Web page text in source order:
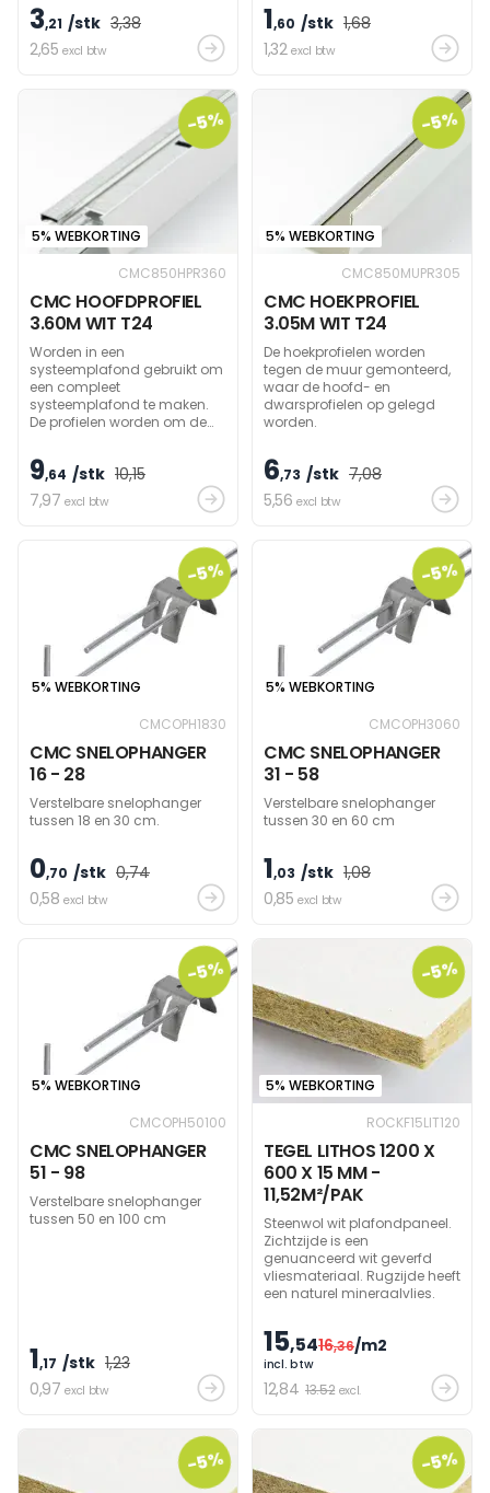
3,21 /stk 3,38
2,65 excl btw
1,60 /stk 1,68
1,32 excl btw
-5%
5% WEBKORTING
CMC850HPR360
CMC HOOFDPROFIEL
3.60M WIT T24
Worden in een
systeemplafond gebruikt om
een compleet
systeemplafond te maken.
De profielen worden om de
een snelhanger of
ophangdraad en
daartussen worden de
dwarsprofielen van 1,20 m
9,64 /stk 10,15
7,97 excl btw
-5%
5% WEBKORTING
CMC850MUPR305
CMC HOEKPROFIEL
3.05M WIT T24
De hoekprofielen worden
tegen de muur gemonteerd,
waar de hoofd- en
dwarsprofielen op gelegd
worden.
6,73 /stk 7,08
5,56 excl btw
-5%
5% WEBKORTING
CMCOPH1830
CMC SNELOPHANGER
16 - 28
Verstelbare snelophanger
tussen 18 en 30 cm.
0,70 /stk 0,74
0,58 excl btw
-5%
5% WEBKORTING
CMCOPH3060
CMC SNELOPHANGER
31 - 58
Verstelbare snelophanger
tussen 30 en 60 cm
1,03 /stk 1,08
0,85 excl btw
-5%
5% WEBKORTING
CMCOPH50100
CMC SNELOPHANGER
51 - 98
Verstelbare snelophanger
tussen 50 en 100 cm
1,17 /stk 1,23
0,97 excl btw
-5%
5% WEBKORTING
ROCKF15LIT120
TEGEL LITHOS 1200 X
600 X 15 MM -
11,52M²/PAK
Steenwol wit plafondpaneel.
Zichtzijde is een
genuanceerd wit geverfd
vliesmateriaal. Rugzijde heeft
een naturel mineraalvlies.
15,5416,36/m2
incl. btw
12,84 13.52 excl.
-5% -5%